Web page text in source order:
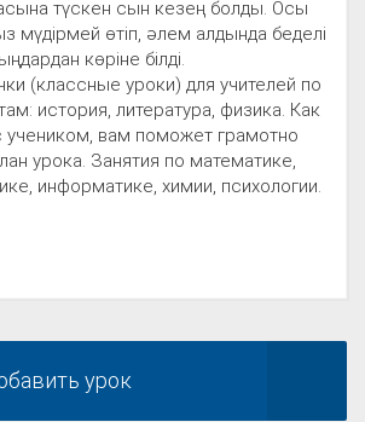
түскен сын кезең болды. Осы
мүдірмей өтіп, әлем алдында беделі
көріне білді.
(классные уроки) для учителей по
история, литература, физика. Как
учеником, вам поможет грамотно
урока. Занятия по математике,
информатике, химии, психологии.
урок